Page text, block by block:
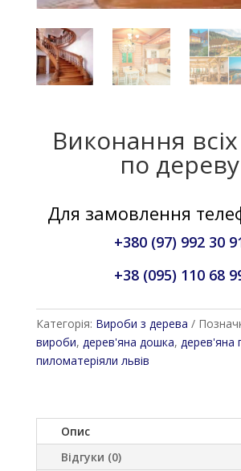
Виконання всіх
по дереву
Для замовлення
+380 (97) 992 30
+38 (095) 110 68
Категорія: Вироби з дерева
вироби, дерев'яна дошка, дерев'яна
пиломатеріяли львів
Опис
Відгуки (0)